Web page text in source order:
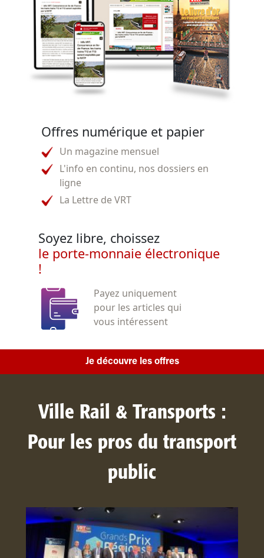
Offres numérique et papier
Un magazine mensuel
L'info en continu, nos dossiers en
ligne
La Lettre de VRT
Soyez libre, choissez
le porte-monnaie électronique
!
Payez uniquement
pour les articles qui
vous intéressent
Je découvre les offres
Ville Rail & Transports :
Pour les pros du transport
public